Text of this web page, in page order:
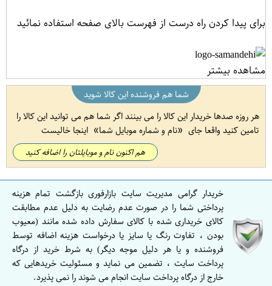
برای پیدا کردن راه درست از فهرست بالای صفحه استفاده نمائید
مشاهده بیشتر
شما هم فروشنده این کالا شوید
هر روزه صدها خریدار این کالا را می بینند اگر شما هم می توانید این کالا را
تامین کنید واقعا جای
نام و شماره موبایل شما اینجا خالیست
هم اکنون نام و موبایلتان را اضافه کنید
خریدار گرامی مدیریت سایت بازارفوری بازگشت تمام هزینه
پرداختی شما را در صورت عدم رضایت به دلیل عدم مطابقت
کالای خریداری شده با کالای سفارش داده شده مانند (معیوب
بودن ، تفاوت رنگ یا سایز یا درخواست هزینه اضافه توسط
فروشنده و یا هر دلیل موجه دیگر) به شرط خرید از درگاه
پرداخت سایت ، تضمین می نماید و مسئولیت خریدهایی که
خارج از درگاه پرداخت سایت انجام می شوند را نمی پذیرد.